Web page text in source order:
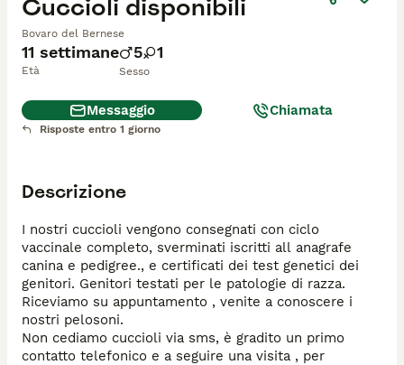
11 settimane
Età
5 1
Sesso
Cuccioli disponibili
Bovaro del Bernese
Messaggio Chiamata
Risposte entro 1 giorno
Descrizione
I nostri cuccioli vengono consegnati con ciclo
vaccinale completo, sverminati iscritti all anagrafe
canina e pedigree., e certificati dei test genetici dei
genitori. Genitori testati per le patologie di razza.
Riceviamo su appuntamento , venite a conoscere i
nostri pelosoni.
Non cediamo cuccioli via sms, è gradito un primo
contatto telefonico e a seguire una visita , per